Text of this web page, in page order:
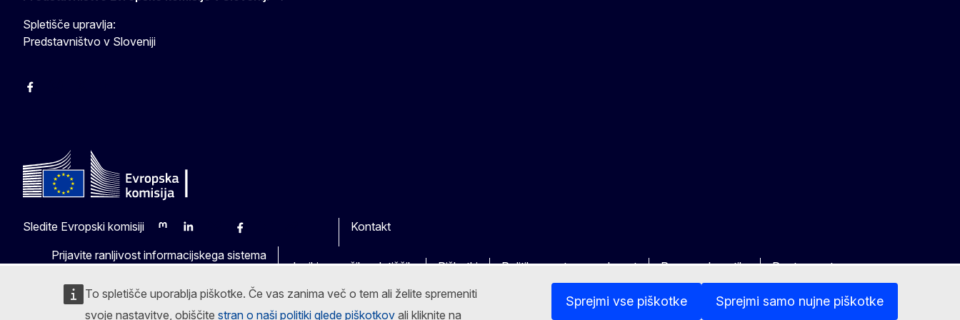
To spletišče uporablja piškotke. Če vas zanima več o tem ali želite spremeniti
svoje nastavitve, obiščite stran o naši politiki glede piškotkov ali kliknite na
Sprejmi vse piškotke Sprejmi samo nujne piškotke
Spletišče upravlja:
Predstavništvo v Sloveniji
Facebook
Sledite Evropski komisiji
MastodonLinkedInBlueskyFacebook
Kontakt
Prijavite ranljivost informacijskega sistema
Jeziki na naših spletiščih
Piškotki Politika varstva zasebnost Pravno obvestilo Dostopnost